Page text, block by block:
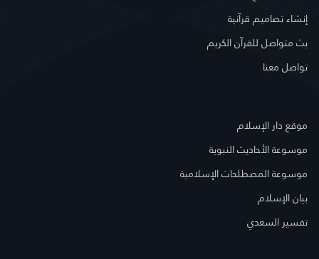
إنشاء تصاميم قرآنية
بث متواصل للقرآن الكريم
تواصل معنا
موقع دار الإسلام
موسوعة الأحاديث النبوية
موسوعة المصطلحات الإسلامية
بيان الإسلام
تفسير السعدي